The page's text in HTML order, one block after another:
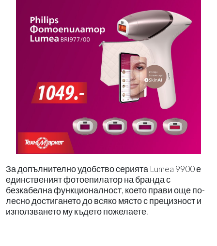
За допълнително удобство серията Lumea 9900 е
единственият фотоепилатор на бранда с
безкабелна функционалност, което прави още по-
лесно достигането до всяко място с прецизност и
използването му където пожелаете.